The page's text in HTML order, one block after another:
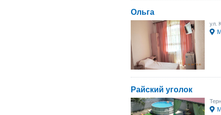
Ольга
ул.
Райский уголок